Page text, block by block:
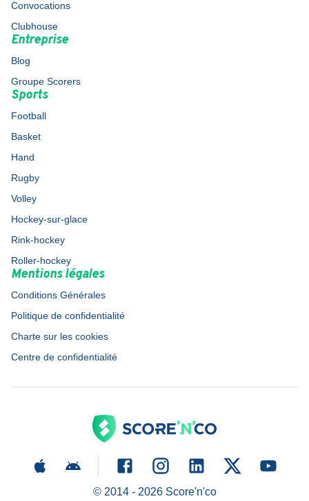
Convocations
Clubhouse
Entreprise
Blog
Groupe Scorers
Sports
Football
Basket
Hand
Rugby
Volley
Hockey-sur-glace
Rink-hockey
Roller-hockey
Mentions légales
Conditions Générales
Politique de confidentialité
Charte sur les cookies
Centre de confidentialité
© 2014 - 2026Score'n'co